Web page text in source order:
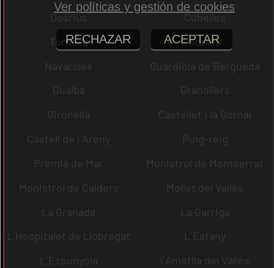
Dosrius
Cubelles
Tordera
Abrera
Navarcles
Guardiola de Berguedà
Gualba
Granollers
Gironella
Castellet i la Gornal
Castell de l´Areny
Puig-reig
Premià de Mar
Monistrol de Montserrat
Monistrol de Calders
Mollet del Vallès
La Granada
La Garriga
L´Hospitalet de Llobregat
L´Estany
L´Espunyola
l´Ametlla del Vallès
Ver políticas y gestión de cookies
RECHAZAR ACEPTAR